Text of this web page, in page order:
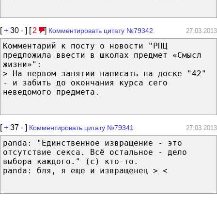
[+ 30 - ] [ 2 ] Комментировать цитату №79342 27.03.2013
Комментарий к посту о новости "РПЦ
предложила ввести в школах предмет «Смысл
жизни»":
> На первом занятии написать на доске "42"
- и забить до окончания курса сего
неведомого предмета.
[+ 37 - ] Комментировать цитату №79341 27.03.2013
panda: "Единственное извращение - это
отсутствие секса. Всё остальное - дело
выбора каждого." (с) кто-то.
panda: бля, я еще и извращенец >_<